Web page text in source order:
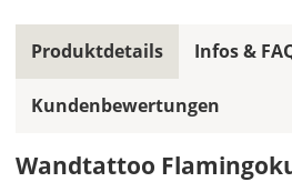
ein
mehrfarbiges
Wandtattoo
Mit
Produktdetails
Wandtattoo
Infos &
Kundenbewertungen